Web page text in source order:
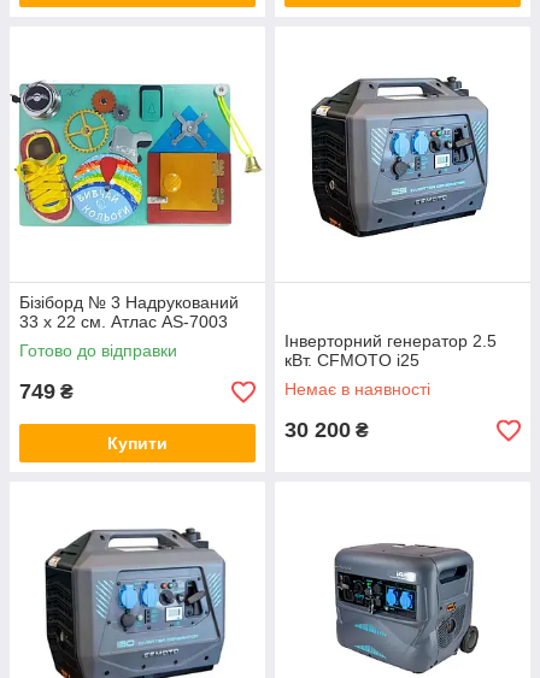
Бізіборд № 3 Надрукований
33 х 22 см. Атлас AS-7003
Готово до відправки
749 ₴
Купити
Інверторний генератор 2.5
кВт. CFMOTO i25
Немає в наявності
30 200 ₴